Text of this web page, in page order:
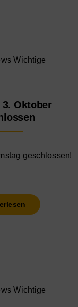
3. Oktober
geschlossen!